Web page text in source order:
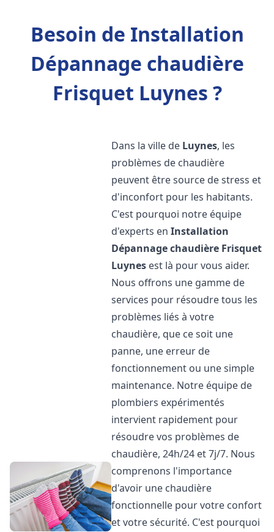
Besoin de Installation
Dépannage chaudière
Frisquet Luynes ?
Dans la ville de Luynes, les
problèmes de chaudière
peuvent être source de stress et
d'inconfort pour les habitants.
C'est pourquoi notre équipe
d'experts enInstallation
Dépannage chaudière Frisquet
Luynes est là pour vous aider.
Nous offrons une gamme de
services pour résoudre tous les
problèmes liés à votre
chaudière, que ce soit une
panne, une erreur de
fonctionnement ou une simple
maintenance. Notre équipe de
plombiers expérimentés
intervient rapidement pour
résoudre vos problèmes de
chaudière, 24h/24 et 7j/7. Nous
comprenons l'importance
d'avoir une chaudière
fonctionnelle pour votre confort
et votre sécurité. C'est pourquoi